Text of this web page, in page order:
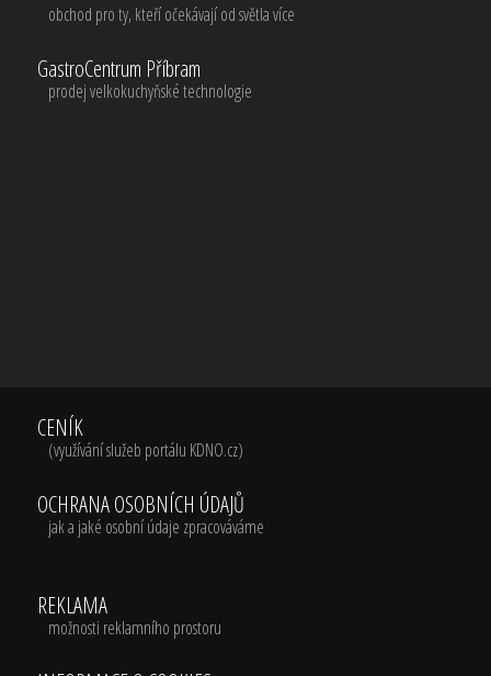
obchod pro ty, kteří očekávají od světla více
GastroCentrum Příbram
prodej velkokuchyňské technologie
CENÍK
(využívání služeb portálu KDNO.cz)
OCHRANA OSOBNÍCH ÚDAJŮ
jak a jaké osobní údaje zpracováváme
REKLAMA
možnosti reklamního prostoru